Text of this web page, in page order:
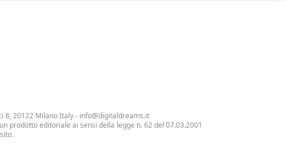
8, 20122 Milano Italy - info@digitaldreams.it
prodotto editoriale ai sensi della legge n. 62 del 07.03.2001